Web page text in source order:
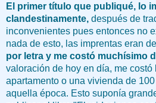
El primer título que publiqué, lo
clandestinamente, después de
inconvenientes pues entonces no
nada de esto, las imprentas eran
por letra y me costó muchísimo
valoración de hoy en día, me costó
apartamento o una vivienda de
aquella época. Esto suponía